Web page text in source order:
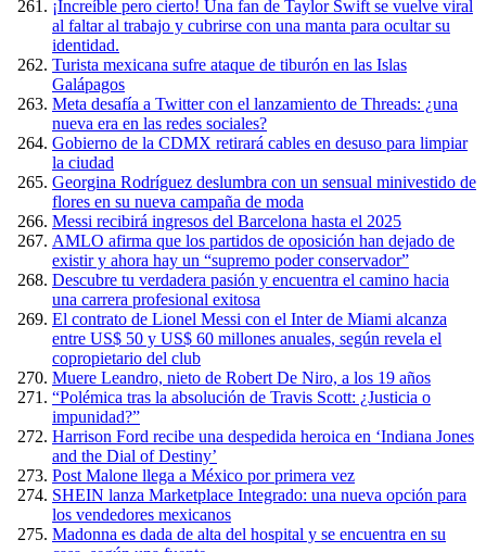
¡Increíble pero cierto! Una fan de Taylor Swift se vuelve viral
al faltar al trabajo y cubrirse con una manta para ocultar su
identidad.
Turista mexicana sufre ataque de tiburón en las Islas
Galápagos
Meta desafía a Twitter con el lanzamiento de Threads: ¿una
nueva era en las redes sociales?
Gobierno de la CDMX retirará cables en desuso para limpiar
la ciudad
Georgina Rodríguez deslumbra con un sensual minivestido de
flores en su nueva campaña de moda
Messi recibirá ingresos del Barcelona hasta el 2025
AMLO afirma que los partidos de oposición han dejado de
existir y ahora hay un “supremo poder conservador”
Descubre tu verdadera pasión y encuentra el camino hacia
una carrera profesional exitosa
El contrato de Lionel Messi con el Inter de Miami alcanza
entre US$ 50 y US$ 60 millones anuales, según revela el
copropietario del club
Muere Leandro, nieto de Robert De Niro, a los 19 años
“Polémica tras la absolución de Travis Scott: ¿Justicia o
impunidad?”
Harrison Ford recibe una despedida heroica en ‘Indiana Jones
and the Dial of Destiny’
Post Malone llega a México por primera vez
SHEIN lanza Marketplace Integrado: una nueva opción para
los vendedores mexicanos
Madonna es dada de alta del hospital y se encuentra en su